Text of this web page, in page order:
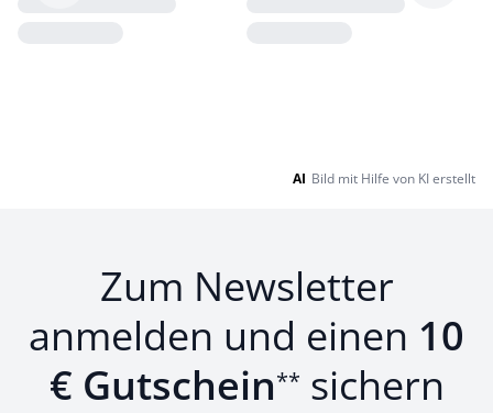
AI Bild mit Hilfe von KI erstellt
Zum Newsletter
anmelden und einen 10
€ Gutschein** sichern